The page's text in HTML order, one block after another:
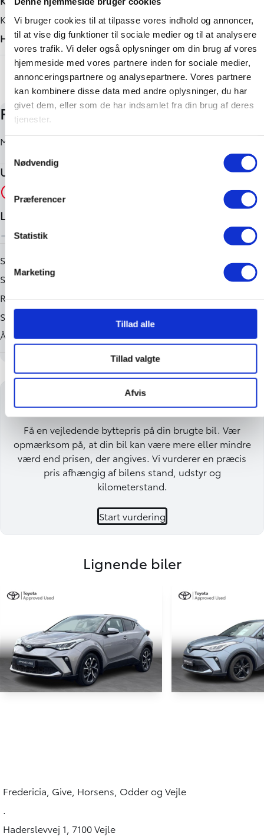
Vi bruger cookies til at tilpasse vores indhold og annoncer,
til at vise dig funktioner til sociale medier og til at analysere
vores trafik. Vi deler også oplysninger om din brug af vores
hjemmeside med vores partnere inden for sociale medier,
annonceringspartnere og analysepartnere. Vores partnere
kan kombinere disse data med andre oplysninger, du har
givet dem, eller som de har indsamlet fra din brug af deres
tjenester.
Nødvendig
Præferencer
Statistik
Marketing
Tillad alle
Tillad valgte
Afvis
Karosseri
Hatchback
Tilkoblingsvægt med bremser
725 kg
Tilkoblingsvægt uden bremser
725 kg
+ Vis flere
Få en byttepris på din bil
Få en vejledende byttepris på din brugte bil. Vær
opmærksom på, at din bil kan være mere eller mindre
værd end prisen, der angives. Vi vurderer en præcis
pris afhængig af bilens stand, udstyr og
kilometerstand.
Start vurdering
Lignende biler
KONTANT 194.900 KR. KONTANT
Fredericia, Give, Horsens, Odder og Vejle
.
Haderslevvej 1, 7100 Vejle